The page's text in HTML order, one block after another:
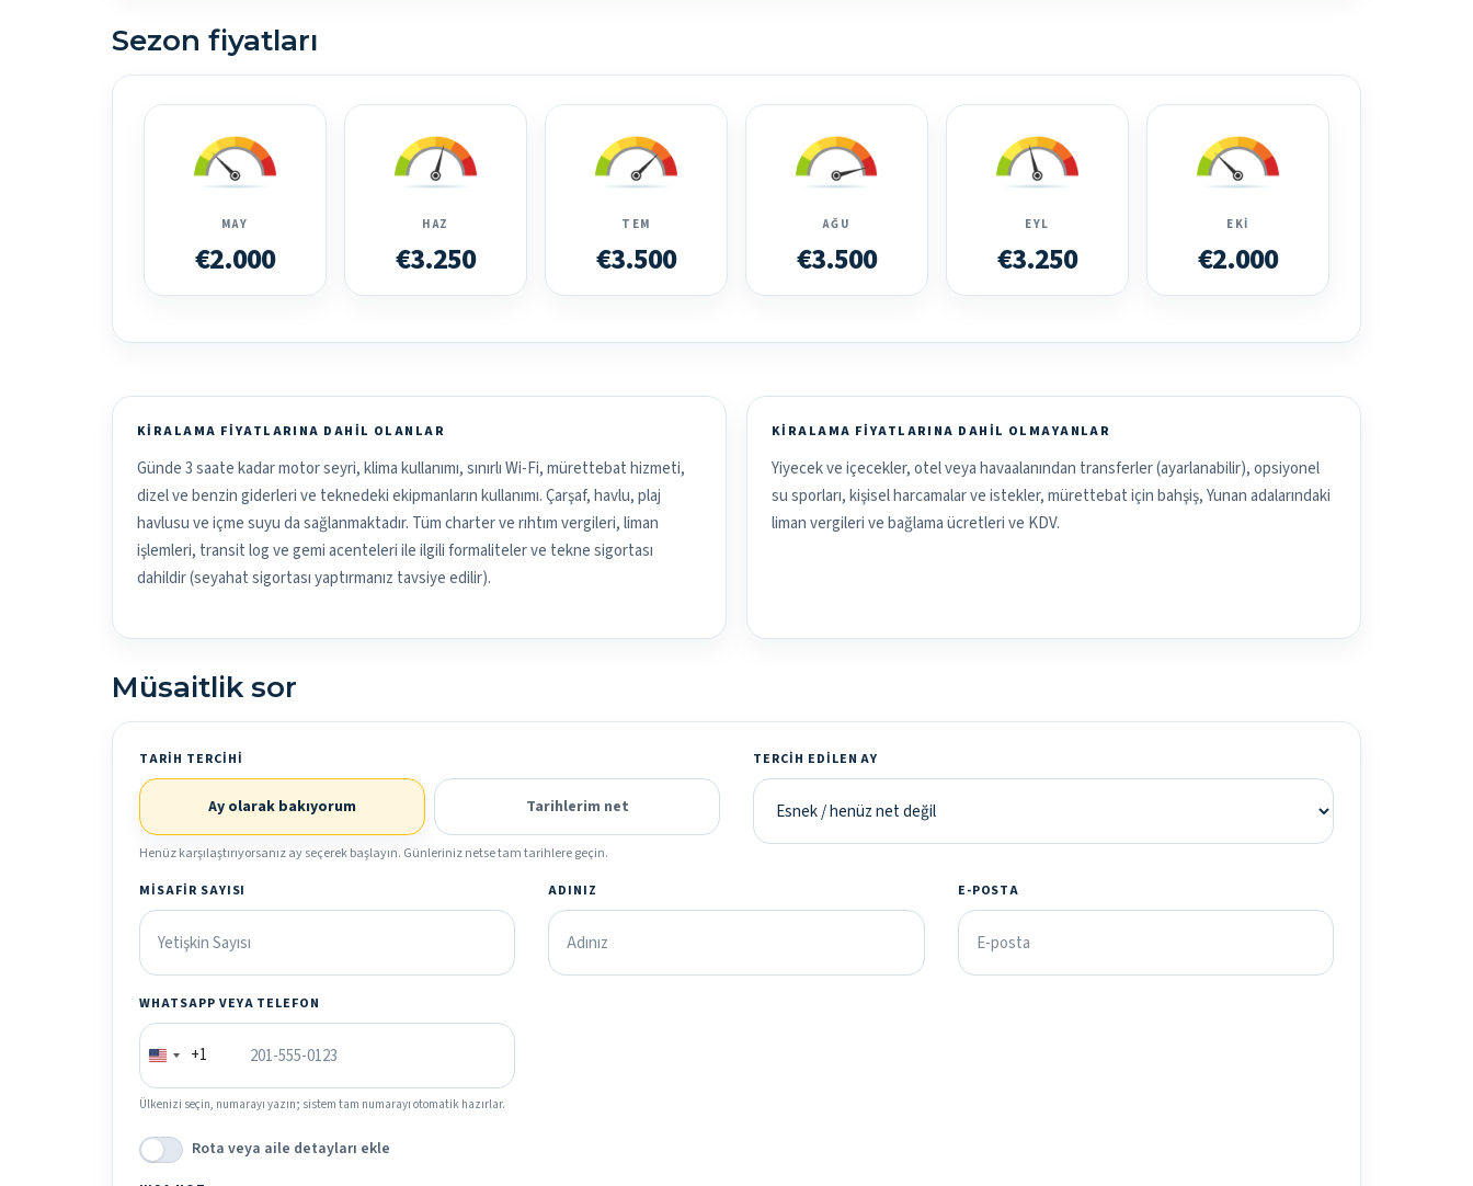
Sezon fiyatları
MAY
€2.000
HAZ
€3.250
TEM
€3.500
AĞU
€3.500
EYL
€3.250
EKI
€2.000
KIRALAMA FIYATLARINA DAHIL OLANLAR
Günde 3 saate kadar motor seyri, klima kullanımı, sınırlı Wi-Fi, mürettebat hizmeti,
dizel ve benzin giderleri ve teknedeki ekipmanların kullanımı. Çarşaf, havlu, plaj
havlusu ve içme suyu da sağlanmaktadır. Tüm charter ve rıhtım vergileri, liman
işlemleri, transit log ve gemi acenteleri ile ilgili formaliteler ve tekne sigortası
dahildir (seyahat sigortası yaptırmanız tavsiye edilir).
KIRALAMA FIYATLARINA DAHIL OLMAYANLAR
Yiyecek ve içecekler, otel veya havaalanından transferler (ayarlanabilir), opsiyonel
su sporları, kişisel harcamalar ve istekler, mürettebat için bahşiş, Yunan adalarındaki
liman vergileri ve bağlama ücretleri ve KDV.
Müsaitlik sor
TARIH TERCIHI
Ay olarak bakıyorum Tarihlerim net
Henüz karşılaştırıyorsanız ay seçerek başlayın. Günleriniz netse tam tarihlere geçin.
TERCIH EDILEN AY
MISAFIR SAYISI ADINIZ E-POSTA
WHATSAPP VEYA TELEFON
+1
Ülkenizi seçin, numarayı yazın; sistem tam numarayı otomatik hazırlar.
Rota veya aile detayları ekle